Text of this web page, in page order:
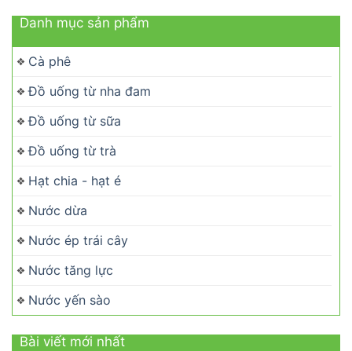
Danh mục sản phẩm
Cà phê
Đồ uống từ nha đam
Đồ uống từ sữa
Đồ uống từ trà
Hạt chia - hạt é
Nước dừa
Nước ép trái cây
Nước tăng lực
Nước yến sào
Bài viết mới nhất